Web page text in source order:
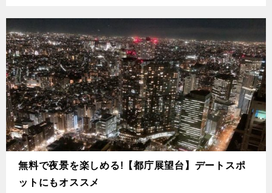
無料で夜景を楽しめる!【都庁展望台】デートスポ
ットにもオススメ